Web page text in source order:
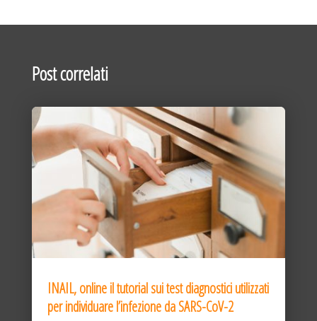
Post correlati
INAIL, online il tutorial sui test diagnostici utilizzati
per individuare l’infezione da SARS-CoV-2